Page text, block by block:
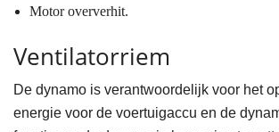
Motor oververhit.
Ventilatorriem
De dynamo is verantwoordelijk voor het
energie voor de voertuigaccu en de